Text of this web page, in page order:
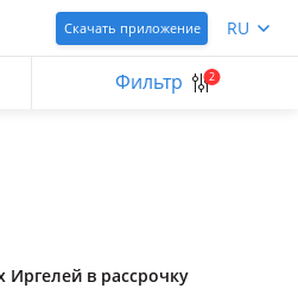
Скачать приложение RU
Фильтр 2
Иргелей в рассрочку